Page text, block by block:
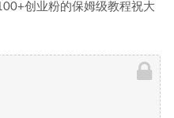
创业粉的保姆级教程祝大